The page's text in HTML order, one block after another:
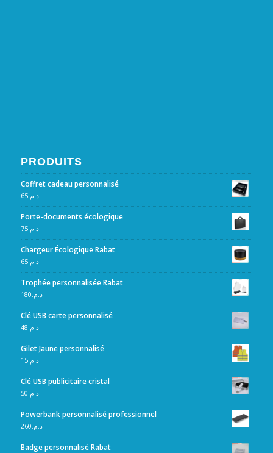
PRODUITS
Coffret cadeau personnalisé
د.م.65
Porte-documents écologique
د.م.75
Chargeur Écologique Rabat
د.م.65
Trophée personnalisée Rabat
د.م. 180
Clé USB carte personnalisé
د.م. 48
Gilet Jaune personnalisé
د.م.15
Clé USB publicitaire cristal
د.م. 50
Powerbank personnalisé professionnel
د.م. 260
Badge personnalisé Rabat